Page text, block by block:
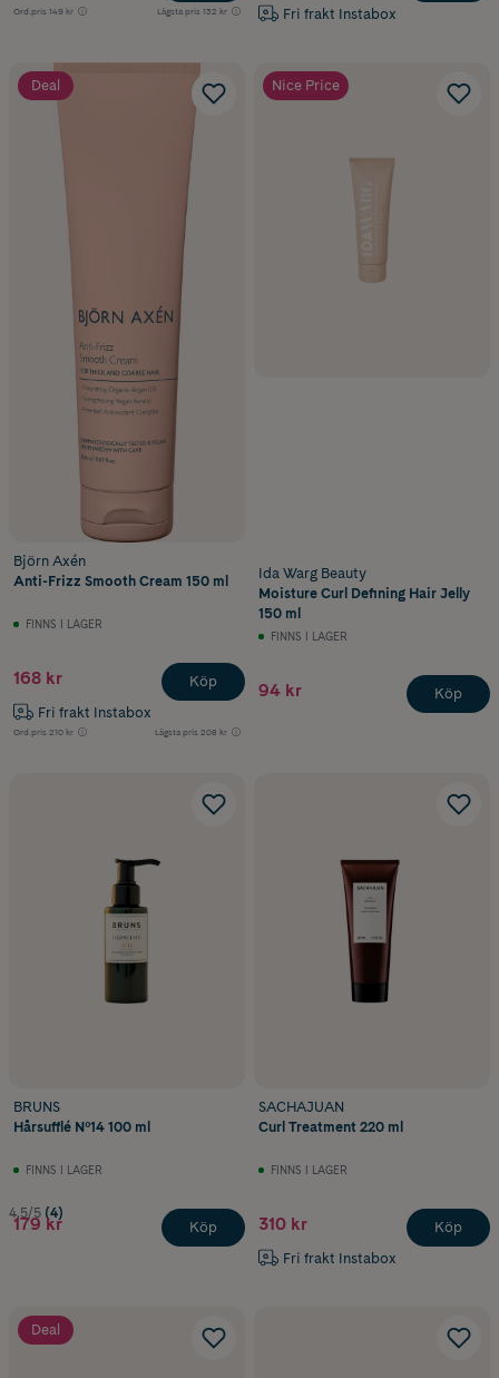
Ord.pris 149 kr Lägsta pris 132 kr Fri frakt Instabox
Deal
Björn Axén
Anti-Frizz Smooth Cream 150 ml
FINNS I LAGER
168 kr
Fri frakt Instabox
Ord.pris 210 kr Lägsta pris 208 kr
Köp
Nice Price
Ida Warg Beauty
Moisture Curl Defining Hair Jelly
150 ml
FINNS I LAGER
94 kr Köp
BRUNS
Hårsufflé Nº14 100 ml
FINNS I LAGER
4.5/5 (4)
179 kr Köp
SACHAJUAN
Curl Treatment 220 ml
FINNS I LAGER
310 kr
Fri frakt Instabox
Köp
Deal